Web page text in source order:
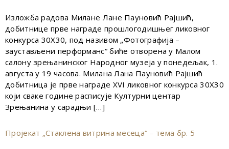
Изложба радова Милане Лане Пауновић Рајшић,
добитнице прве награде прошлогодишњег ликовног
конкурса 30X30, под називом „Фотографија –
заустављени перформанс“ биће отворена у Малом
салону зрењанинског Народног музеја у понедељак, 1.
августа у 19 часова. Милана Лана Пауновић Рајшић
добитница је прве награде XVI ликовног конкурса 30X30
који сваке године расписује Културни центар
Зрењанина у сарадњи […]
Пројекат „Стаклена витрина месеца“ – тема бр. 5